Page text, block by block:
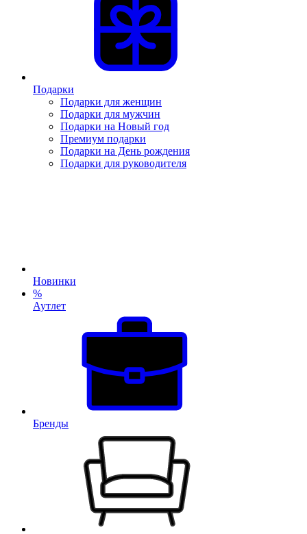
Подарки
Подарки для женщин
Подарки для мужчин
Подарки на Новый год
Премиум подарки
Подарки на День рождения
Подарки для руководителя
Новинки
%
Аутлет
Бренды